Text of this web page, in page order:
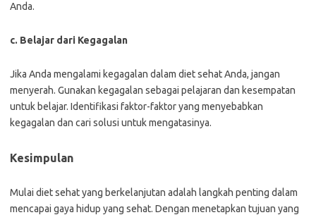
Anda.
c. Belajar dari Kegagalan
Jika Anda mengalami kegagalan dalam diet sehat Anda, jangan
menyerah. Gunakan kegagalan sebagai pelajaran dan kesempatan
untuk belajar. Identifikasi faktor-faktor yang menyebabkan
kegagalan dan cari solusi untuk mengatasinya.
Kesimpulan
Mulai diet sehat yang berkelanjutan adalah langkah penting dalam
mencapai gaya hidup yang sehat. Dengan menetapkan tujuan yang